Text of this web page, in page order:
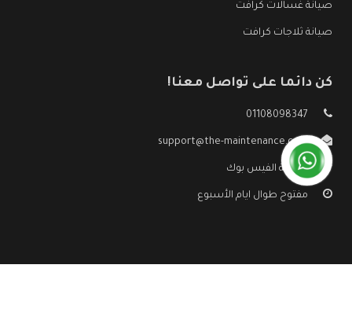
صيانة غسالات كرافت
صيانة ثلاجات كرافت
كن دائما على تواصل معنا!
01108098347
support@the-maintenance.com
صفحة الفيس بوك
مفتوح طوال ايام الأسبوع